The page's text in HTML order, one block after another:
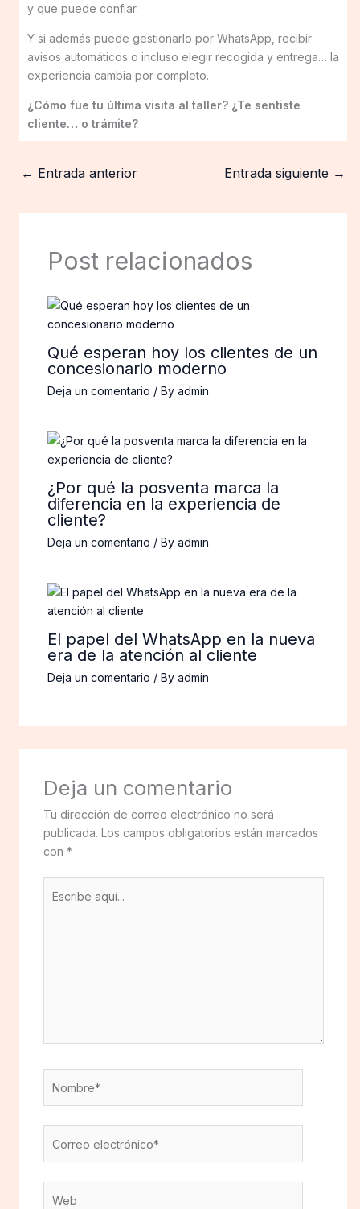
y que puede confiar.
Y si además puede gestionarlo por WhatsApp, recibir
avisos automáticos o incluso elegir recogida y entrega… la
experiencia cambia por completo.
¿Cómo fue tu última visita al taller? ¿Te sentiste
cliente… o trámite?
← Entrada anterior Entrada siguiente →
Post relacionados
Qué esperan hoy los clientes de un
concesionario moderno
Deja un comentario / By admin
¿Por qué la posventa marca la
diferencia en la experiencia de
cliente?
Deja un comentario / By admin
El papel del WhatsApp en la nueva
era de la atención al cliente
Deja un comentario / By admin
Deja un comentario
Tu dirección de correo electrónico no será
publicada. Los campos obligatorios están marcados
con *
aquí...
electrónico*